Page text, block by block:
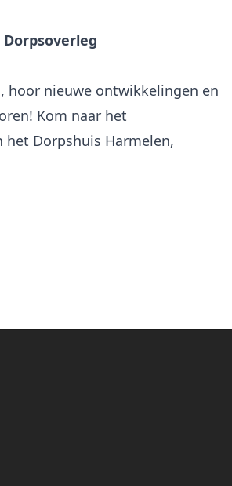
Dorpsoverleg
hoor nieuwe ontwikkelingen en
Kom naar het
het Dorpshuis Harmelen,